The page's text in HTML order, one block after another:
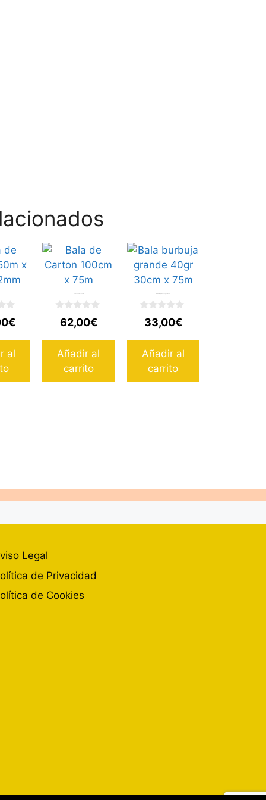
€
al
5
62,00€
Añadir al
carrito
5
33,00€
Añadir al
carrito
Legal
de Privacidad
de Cookies